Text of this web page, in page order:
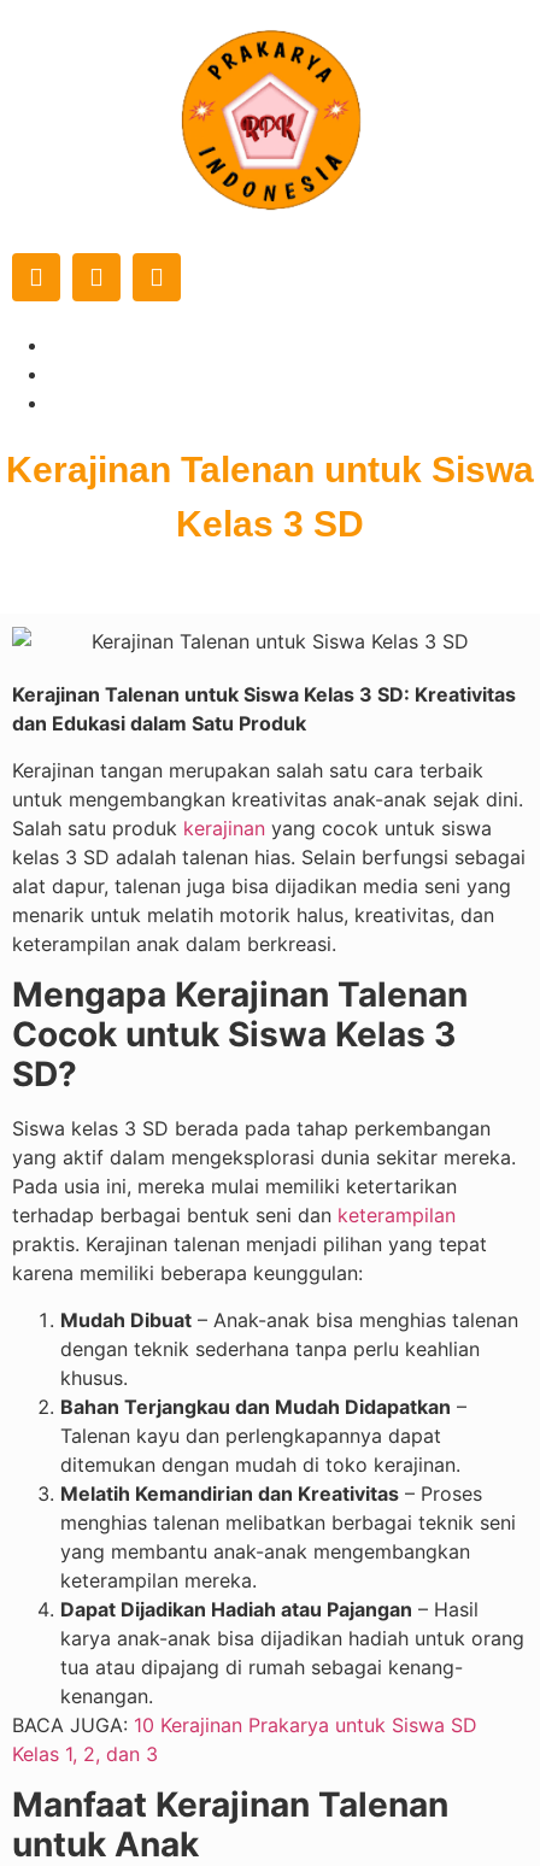
Kerajinan Talenan untuk Siswa
Kelas 3 SD
Kerajinan Talenan untuk Siswa Kelas 3 SD: Kreativitas
dan Edukasi dalam Satu Produk
Kerajinan tangan merupakan salah satu cara terbaik
untuk mengembangkan kreativitas anak-anak sejak dini.
Salah satu produk kerajinan yang cocok untuk siswa
kelas 3 SD adalah talenan hias. Selain berfungsi sebagai
alat dapur, talenan juga bisa dijadikan media seni yang
menarik untuk melatih motorik halus, kreativitas, dan
keterampilan anak dalam berkreasi.
Mengapa Kerajinan Talenan
Cocok untuk Siswa Kelas 3
SD?
Siswa kelas 3 SD berada pada tahap perkembangan
yang aktif dalam mengeksplorasi dunia sekitar mereka.
Pada usia ini, mereka mulai memiliki ketertarikan
terhadap berbagai bentuk seni dan keterampilan
praktis. Kerajinan talenan menjadi pilihan yang tepat
karena memiliki beberapa keunggulan:
Mudah Dibuat – Anak-anak bisa menghias talenan
dengan teknik sederhana tanpa perlu keahlian
khusus.
Bahan Terjangkau dan Mudah Didapatkan –
Talenan kayu dan perlengkapannya dapat
ditemukan dengan mudah di toko kerajinan.
Melatih Kemandirian dan Kreativitas – Proses
menghias talenan melibatkan berbagai teknik seni
yang membantu anak-anak mengembangkan
keterampilan mereka.
Dapat Dijadikan Hadiah atau Pajangan – Hasil
karya anak-anak bisa dijadikan hadiah untuk orang
tua atau dipajang di rumah sebagai kenang-
kenangan.
BACA JUGA: 10 Kerajinan Prakarya untuk Siswa SD
Kelas 1, 2, dan 3
Manfaat Kerajinan Talenan
untuk Anak